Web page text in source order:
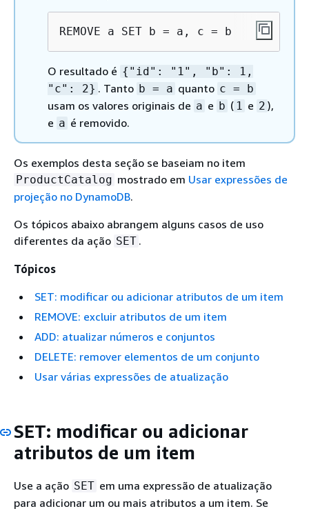
REMOVE a SET b = a, c = b
O resultado é { "id": "1", "b": 1,
"c": 2} . Tanto b = a quanto c = b
usam os valores originais de a e b ( 1 e 2 ),
e a é removido.
Os exemplos desta seção se baseiam no item
ProductCatalog mostrado em Usar expressões de
projeção no DynamoDB.
Os tópicos abaixo abrangem alguns casos de uso
diferentes da ação SET .
Tópicos
SET: modificar ou adicionar atributos de um item
REMOVE: excluir atributos de um item
ADD: atualizar números e conjuntos
DELETE: remover elementos de um conjunto
Usar várias expressões de atualização
SET: modificar ou adicionar
atributos de um item
Use a ação SET em uma expressão de atualização
para adicionar um ou mais atributos a um item. Se